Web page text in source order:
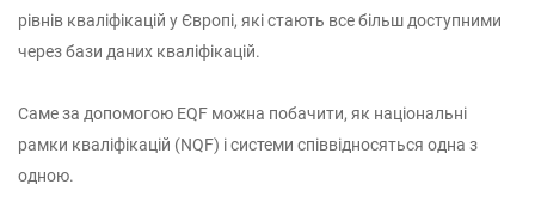
рівнів кваліфікацій у Європі, які стають все більш доступними
через бази даних кваліфікацій.
Саме за допомогою EQF можна побачити, як національні
рамки кваліфікацій (NQF) і системи співвідносяться одна з
одною.